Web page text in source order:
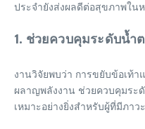
ประจำยังส่งผลดีต่อสุขภาพใน
1. ช่วยควบคุมระดับน้ำ
งานวิจัยพบว่า การขยับข้อเท้า
ผลาญพลังงาน ช่วยควบคุมระ
เหมาะอย่างยิ่งสำหรับผู้ที่มีภา